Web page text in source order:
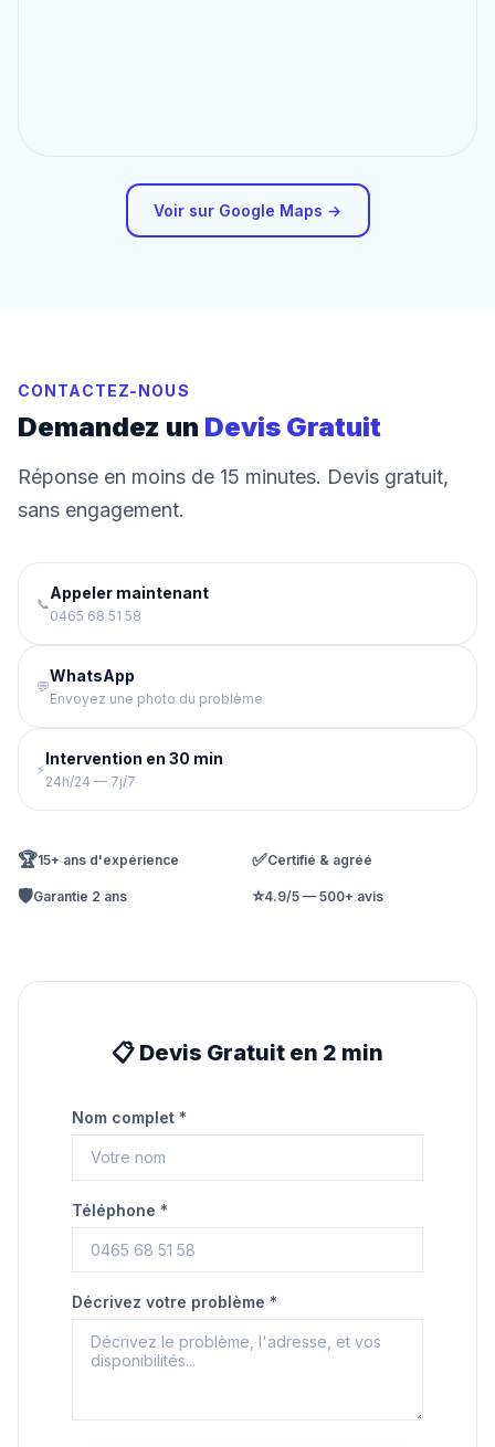
Voir sur Google Maps →
CONTACTEZ-NOUS
Demandez un Devis Gratuit
Réponse en moins de 15 minutes. Devis gratuit,
sans engagement.
📞
Appeler maintenant
0465 68 51 58
💬
WhatsApp
Envoyez une photo du problème
⚡
Intervention en 30 min
24h/24 — 7j/7
🏆15+ ans d'expérience ✅Certifié & agréé
🛡️Garantie 2 ans ⭐4.9/5 — 500+ avis
📋 Devis Gratuit en 2 min
Nom complet *
Téléphone *
Décrivez votre problème *